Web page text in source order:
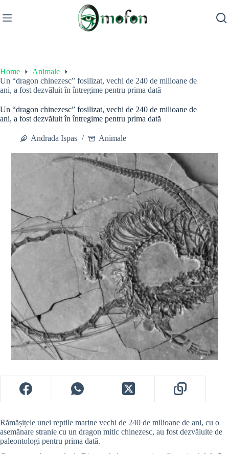
to
content
Home
Animale
Un “dragon chinezesc” fosilizat, vechi de 240 de milioane de
ani, a fost dezvăluit în întregime pentru prima dată
Un “dragon chinezesc” fosilizat, vechi de 240 de milioane de
ani, a fost dezvăluit în întregime pentru prima dată
Andrada Ispas Animale
Rămășițele unei reptile marine vechi de 240 de milioane de ani, cu o
asemănare stranie cu un dragon mitic chinezesc, au fost dezvăluite de
paleontologi pentru prima dată.